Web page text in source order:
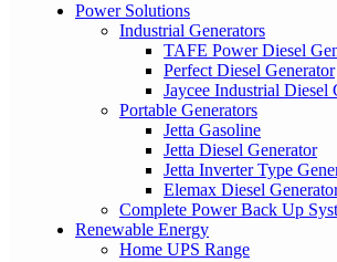
Power Solutions
Industrial Generators
TAFE Power Diesel
Perfect Diesel Generator
Jaycee Industrial Diesel
Portable Generators
Jetta Gasoline
Jetta Diesel Generator
Jetta Inverter Type
Elemax Diesel
Complete Power Back Up
Renewable Energy
Home UPS Range